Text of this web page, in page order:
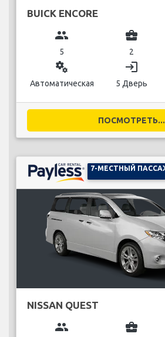
BUICK ENCORE
group
5
business_center
2
miscellaneous_services
Автоматическая
login
5 Дверь
ПОСМОТРЕТЬ...
NISSAN QUEST
group business_center